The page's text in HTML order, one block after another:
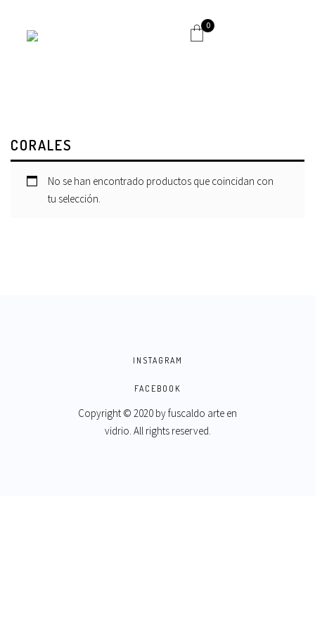
0
CORALES
No se han encontrado productos que coincidan con
tu selección.
INSTAGRAM
FACEBOOK
Copyright © 2020 byfuscaldo arte en
vidrio. All rights reserved.